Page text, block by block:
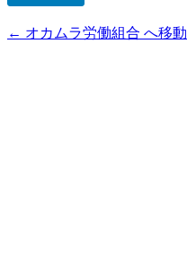
← オカムラ労働組合 へ移動